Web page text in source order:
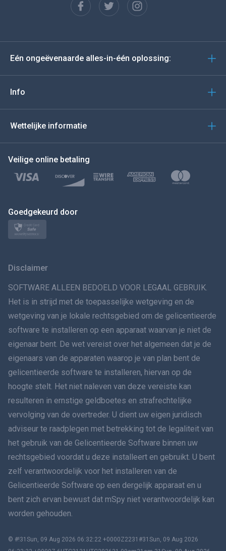
Español
Deutsch
Türkçe
Polski
日本
VERSPREIDINGทย
Dansk
हिंदी
עברית
Română
Ελληνικά
Tiếng Việt
繁體中文
Eén ongeëvenaarde alles-in-één oplossing:
Info
Wettelijke informatie
Veilige online betaling
Goedgekeurd door
Disclaimer
SOFTWARE ALLEEN BEDOELD VOOR LEGAAL GEBRUIK.
Het is in strijd met de toepasselijke wetgeving en de
wetgeving van je lokale rechtsgebied om de gelicentieerde
software te installeren op een apparaat waarvan je niet de
eigenaar bent. De wet vereist over het algemeen dat je de
eigenaars van de apparaten waarop je van plan bent de
gelicentieerde software te installeren, hiervan op de
hoogte stelt. Het niet naleven van deze vereiste kan
resulteren in ernstige geldboetes en strafrechtelijke
vervolging van de overtreder. U dient uw eigen juridisch
adviseur te raadplegen met betrekking tot de legaliteit van
het gebruik van de Gelicentieerde Software binnen uw
rechtsgebied voordat u deze installeert en gebruikt. U bent
zelf verantwoordelijk voor het installeren van de
Gelicentieerde Software op een dergelijk apparaat en u
bent zich ervan bewust dat mSpy niet verantwoordelijk kan
worden gehouden.
© #!31Sun, 09 Aug 2026 06:32:22 +0000Z2231#31Sun, 09 Aug 2026